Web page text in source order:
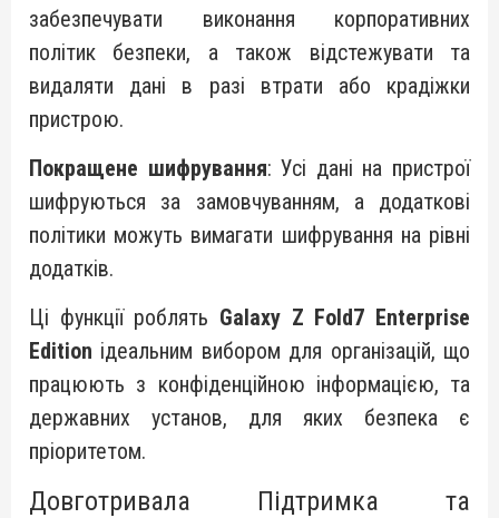
забезпечувати виконання корпоративних
політик безпеки, а також відстежувати та
видаляти дані в разі втрати або крадіжки
пристрою.
Покращене шифрування: Усі дані на пристрої
шифруються за замовчуванням, а додаткові
політики можуть вимагати шифрування на рівні
додатків.
Ці функції роблять Galaxy Z Fold7 Enterprise
Edition ідеальним вибором для організацій, що
працюють з конфіденційною інформацією, та
державних установ, для яких безпека є
пріоритетом.
Довготривала Підтримка та